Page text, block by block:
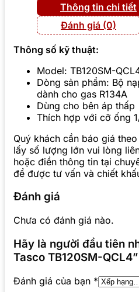
Thông tin chi tiết
Đánh giá (0)
Thông số kỹ thuật:
Model: TB120SM-
Dòng sản phẩm: Bộ
dành cho gas R134A
Dùng cho bên áp thấp
Thích hợp với cỡ ống
Quý khách cần báo giá
lấy số lượng lớn vui lòng
hoặc điền thông tin tại
để được tư vấn và chiết
Đánh giá
Chưa có đánh giá nào.
Hãy là người đầu tiên
Tasco TB120SM-QCL4”
Đánh giá của bạn *